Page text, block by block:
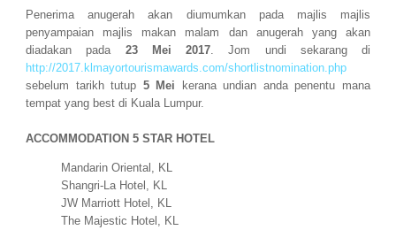
Penerima anugerah akan diumumkan pada majlis majlis
penyampaian majlis makan malam dan anugerah yang akan
diadakan pada 23 Mei 2017 . Jom undi sekarang di
http://2017.klmayortourismawards.com/shortlistnomination.php
sebelum tarikh tutup 5 Mei kerana undian anda penentu mana
tempat yang best di Kuala Lumpur.
ACCOMMODATION 5 STAR HOTEL
Mandarin Oriental, KL
Shangri-La Hotel, KL
JW Marriott Hotel, KL
The Majestic Hotel, KL